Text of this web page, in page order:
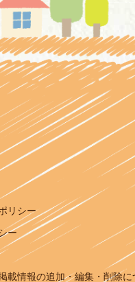
リシー
ー
載情報の追加・編集・削除に